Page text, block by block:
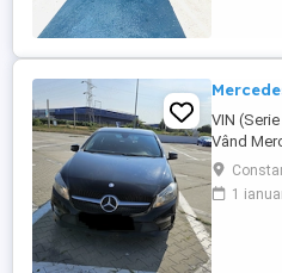
VIN
Vând
compactă
un
1